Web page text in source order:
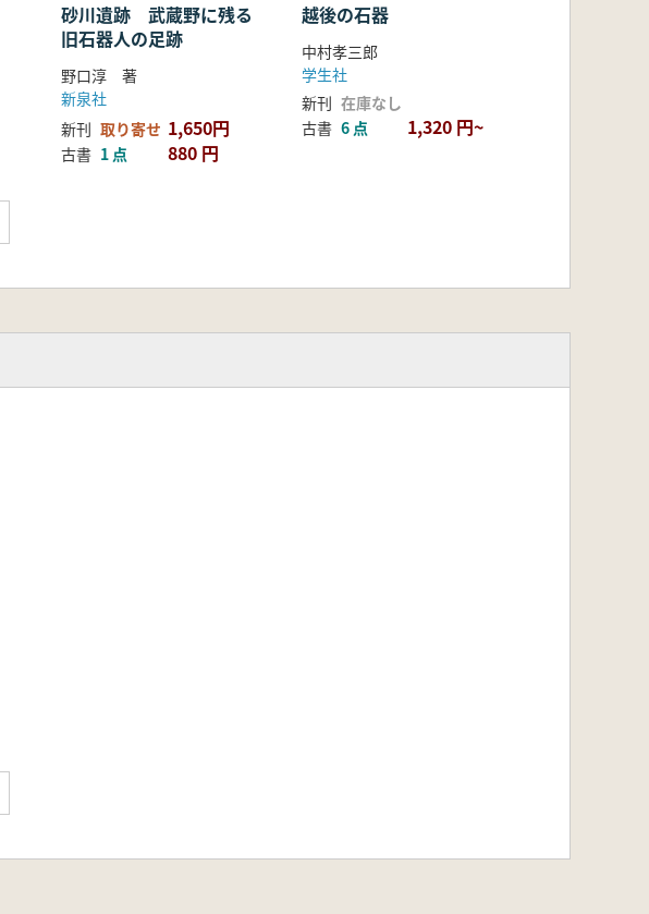
砂川遺跡 武蔵野に残る
旧石器人の足跡
野口淳 著
新泉社
新刊 取り寄せ 1,650円
古書 1 点 880 円
越後の石器
中村孝三郎
学生社
新刊 在庫なし
古書 6 点 1,320 円~